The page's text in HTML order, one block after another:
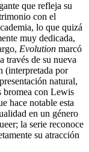
que refleja su
con el
lo que quizá
muy dedicada,
Evolution marcó
través de su nueva
(interpretada por
natural,
bromea con Lewis
hace notable esta
en un género
la serie reconoce
su atracción